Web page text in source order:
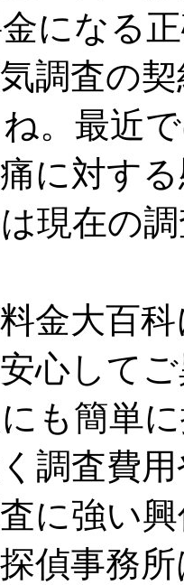
になる
調査の
。最近
に対す
現在の
金大百
心して
も簡単
調査費
に強い
偵事務